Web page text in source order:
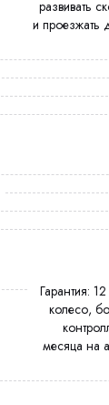
развивать
и
Гарантия: 12 месяцев на мотор-
колесо,
месяца на